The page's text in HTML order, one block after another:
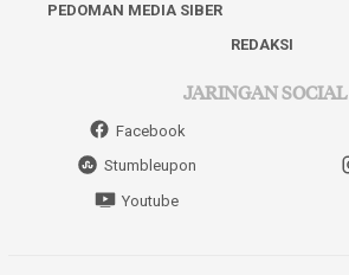
PEDOMAN MEDIA SIBER
REDAKSI
JARINGAN SOCIAL
Facebook
Stumbleupon
Youtube